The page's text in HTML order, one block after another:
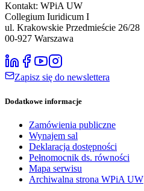
Kontakt: WPiA UW
Collegium Iuridicum I
ul. Krakowskie Przedmieście 26/28
00-927 Warszawa
Zapisz się do newslettera
Dodatkowe informacje
Zamówienia publiczne
Wynajem sal
Deklaracja dostępności
Pełnomocnik ds. równości
Mapa serwisu
Archiwalna strona WPiA UW